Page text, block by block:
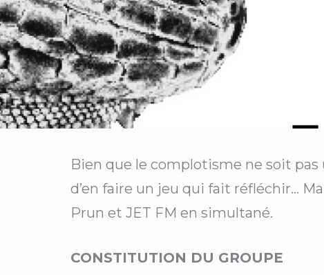
Bien que le complotisme ne soit pas
d’en faire un jeu qui fait réfléchir…
Prun et JET FM en simultané.
CONSTITUTION DU GROUPE